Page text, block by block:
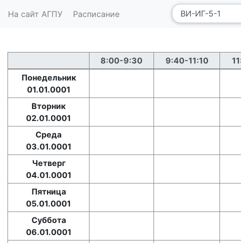
На сайт АГПУ Расписание
8:00-9:30 9:40-11:10
Понедельник
01.01.0001
Вторник
02.01.0001
Среда
03.01.0001
Четверг
04.01.0001
Пятница
05.01.0001
Суббота
06.01.0001